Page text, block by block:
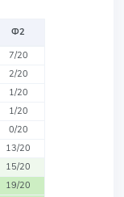
Ф2
7/20
2/20
1/20
1/20
0/20
13/20
15/20
19/20